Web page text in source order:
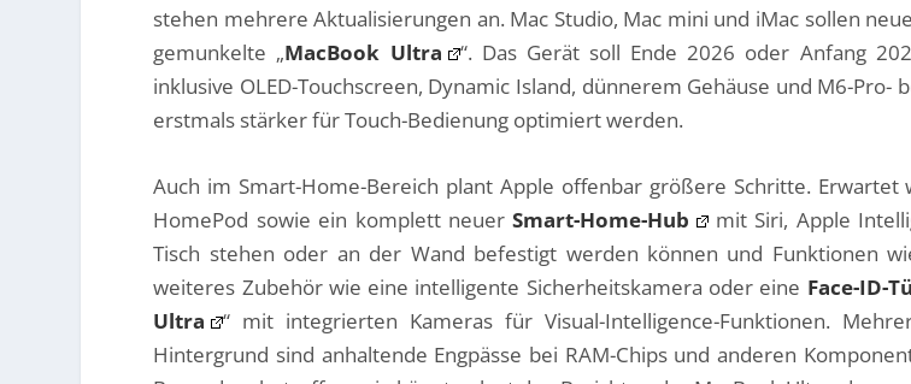
stehen mehrere Aktualisierungen an. Mac Studio, Mac mini und iMac sollen
gemunkelte „MacBook Ultra
“. Das Gerät soll Ende 2026 oder Anfang
inklusive OLED-Touchscreen, Dynamic Island, dünnerem Gehäuse und M6-Pro-
erstmals stärker für Touch-Bedienung optimiert werden.
Auch im Smart-Home-Bereich plant Apple offenbar größere Schritte.
HomePod sowie ein komplett neuerSmart-Home-Hub
mit Siri, Apple
Tisch stehen oder an der Wand befestigt werden können und Funktionen
weiteres Zubehör wie eine intelligente Sicherheitskamera oder eine Face-ID-
Ultra
“ mit integrierten Kameras für Visual-Intelligence-Funktionen.
Hintergrund sind anhaltende Engpässe bei RAM-Chips und anderen